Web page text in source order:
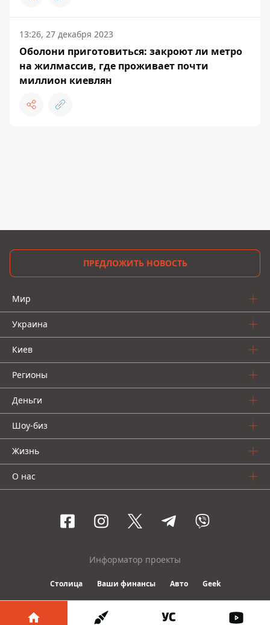
13:26, 27 декабря 2023
Оболони приготовиться: закроют ли метро
на жилмассив, где проживает почти
миллион киевлян
ПРЕДЛОЖИТЬ НОВОСТЬ
Мир
Украина
Киев
Регионы
Деньги
Шоу-биз
Жизнь
О нас
Информатор проекты
Столица Ваши финансы Авто Geek
© 2016-2026 Informator